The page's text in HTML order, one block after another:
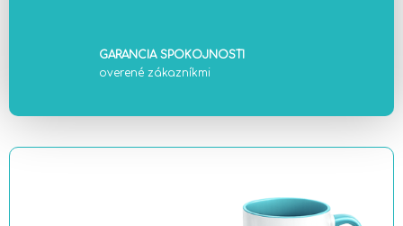
GARANCIA SPOKOJNOSTI
overené zákazníkmi